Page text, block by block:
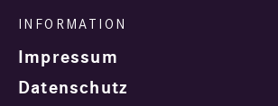
Impressum
Datenschutz